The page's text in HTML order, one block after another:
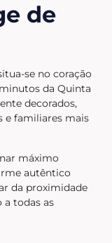
de
se no coração
da Quinta
decorados,
e familiares mais
máximo
autêntico
da proximidade
a todas as